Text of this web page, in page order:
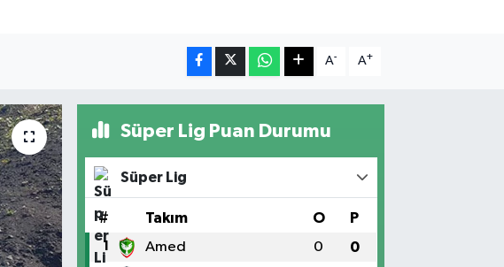
A- A+
Süper Lig Puan Durumu
Süper Lig
# Takım O P
1 Amed 0 0